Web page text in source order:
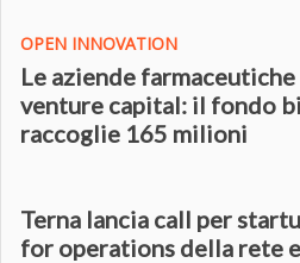
OPEN INNOVATION
Le aziende
venture capital: il fondo
raccoglie 165 milioni
Terna lancia call per
for operations della rete